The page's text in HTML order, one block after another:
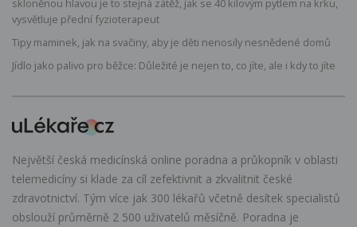
skloněnou hlavou je to stejná zátěž, jak se 40 kilovým pytlem na krku,
vysvětluje přední fyzioterapeut
Tipy maminek, jak na svačiny, aby je děti nenosily nesnědené domů
Jídlo jako palivo pro běžce: Důležité je nejen to, co jíte, ale i kdy to jíte
Největší česká medicínská online poradna a průkopník v oblasti
telemedicíny si klade za cíl zefektivnit a zkvalitnit české
zdravotnictví. Tým více jak 300 lékařů včetně desítek specialistů
obslouží průměrně 2 500 uživatelů měsíčně. Poradna je